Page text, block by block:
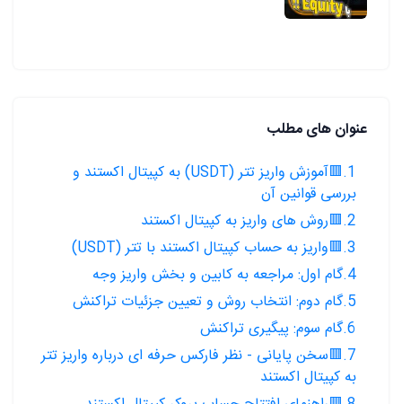
عنوان های مطلب
1.🟥آموزش واریز تتر (USDT) به کپیتال اکستند و
بررسی قوانین آن
2.🟥روش های واریز به کپیتال اکستند
3.🟥واریز به حساب کپیتال اکستند با تتر (USDT)
4.گام اول: مراجعه به کابین و بخش واریز وجه
5.گام دوم: انتخاب روش و تعیین جزئیات تراکنش
6.گام سوم: پیگیری تراکنش
7.🟥سخن پایانی - نظر فارکس حرفه ای درباره واریز تتر
به کپیتال اکستند